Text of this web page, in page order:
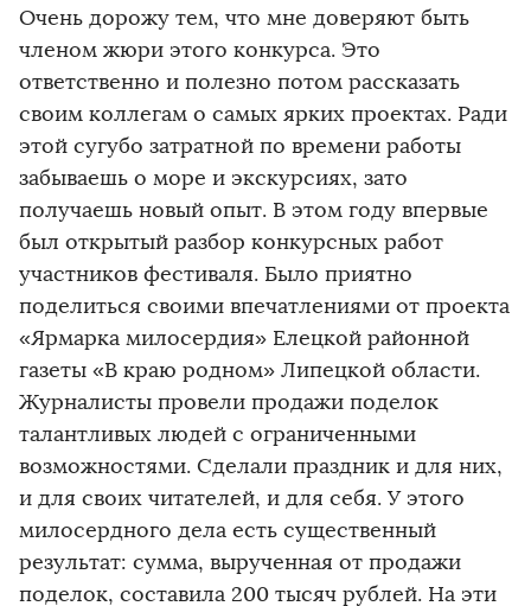
Очень дорожу тем, что мне доверяют быть
членом жюри этого конкурса. Это
ответственно и полезно потом рассказать
своим коллегам о самых ярких проектах. Ради
этой сугубо затратной по времени работы
забываешь о море и экскурсиях, зато
получаешь новый опыт. В этом году впервые
был открытый разбор конкурсных работ
участников фестиваля. Было приятно
поделиться своими впечатлениями от проекта
«Ярмарка милосердия» Елецкой районной
газеты «В краю родном» Липецкой области.
Журналисты провели продажи поделок
талантливых людей с ограниченными
возможностями. Сделали праздник и для них,
и для своих читателей, и для себя. У этого
милосердного дела есть существенный
результат: сумма, вырученная от продажи
поделок, составила 200 тысяч рублей. На эти